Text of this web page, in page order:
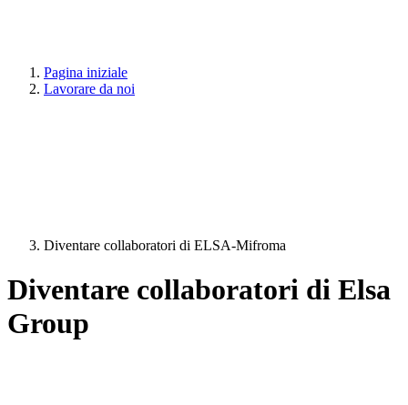
Pagina iniziale
Lavorare da noi
Diventare collaboratori di ELSA-Mifroma
Diventare collaboratori di Elsa
Group